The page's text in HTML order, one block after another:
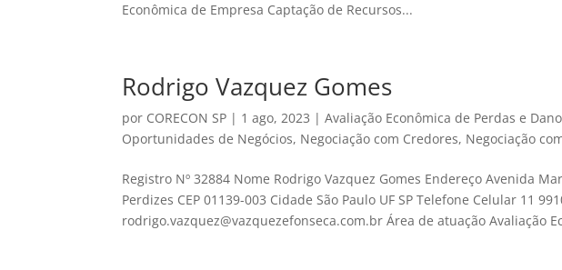
Econômica de Empresa Captação de Recursos...
Rodrigo Vazquez Gomes
por CORECON SP | 1 ago, 2023 |Avaliação Econômica de Perdas e
Oportunidades de Negócios, Negociação com Credores, Negociação
Registro Nº 32884 Nome Rodrigo Vazquez Gomes Endereço Avenida
Perdizes CEP 01139-003 Cidade São Paulo UF SP Telefone Celular 11
rodrigo.vazquez@vazquezefonseca.com.br Área de atuação Avaliação